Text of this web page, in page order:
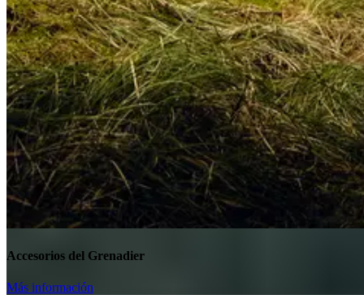
Accesorios del Grenadier
Más información